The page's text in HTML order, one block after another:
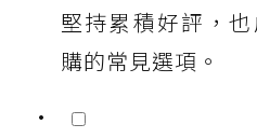
堅持累積好評，
購的常見選項。